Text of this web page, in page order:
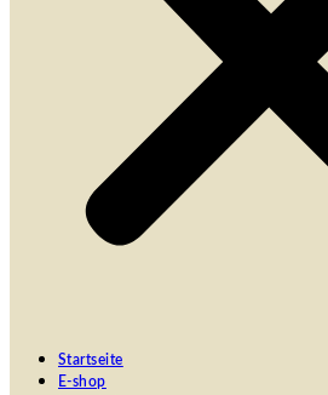
Startseite
E-shop